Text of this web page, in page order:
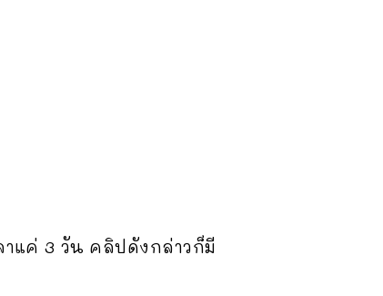
าแค่ 3 วัน คลิปดังกล่าวก็มี